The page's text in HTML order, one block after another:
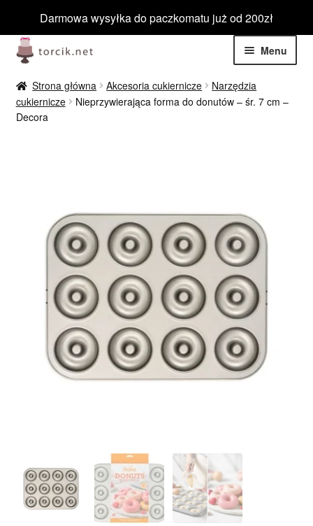
Darmowa wysyłka do paczkomatu już od 200zł
Przejdź
do
nawigacji
Przejdź
do
treści
Menu
Jadalne
menu
Niejadalne
Wyprzedaż
Nowości
Ozdoby na tort weselny
Strona główna Akcesoria cukiernicze
Narzędzia
cukiernicze
Nieprzywierająca forma do donutów – śr. 7 cm –
Decora